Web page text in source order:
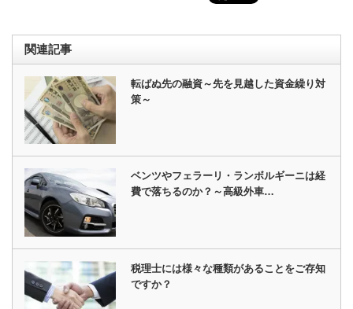
関連記事
転ばぬ先の融資～先を見越した資金繰り対
策～
ベンツやフェラーリ・ランボルギーニは経
費で落ちるのか？～高級外車…
税理士には様々な種類があることをご存知
ですか？